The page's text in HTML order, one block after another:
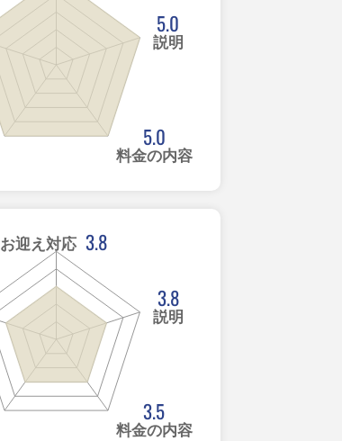
5.0
説明
5.0
料金の内容
お迎え対応 3.8
3.8
説明
3.5
料金の内容